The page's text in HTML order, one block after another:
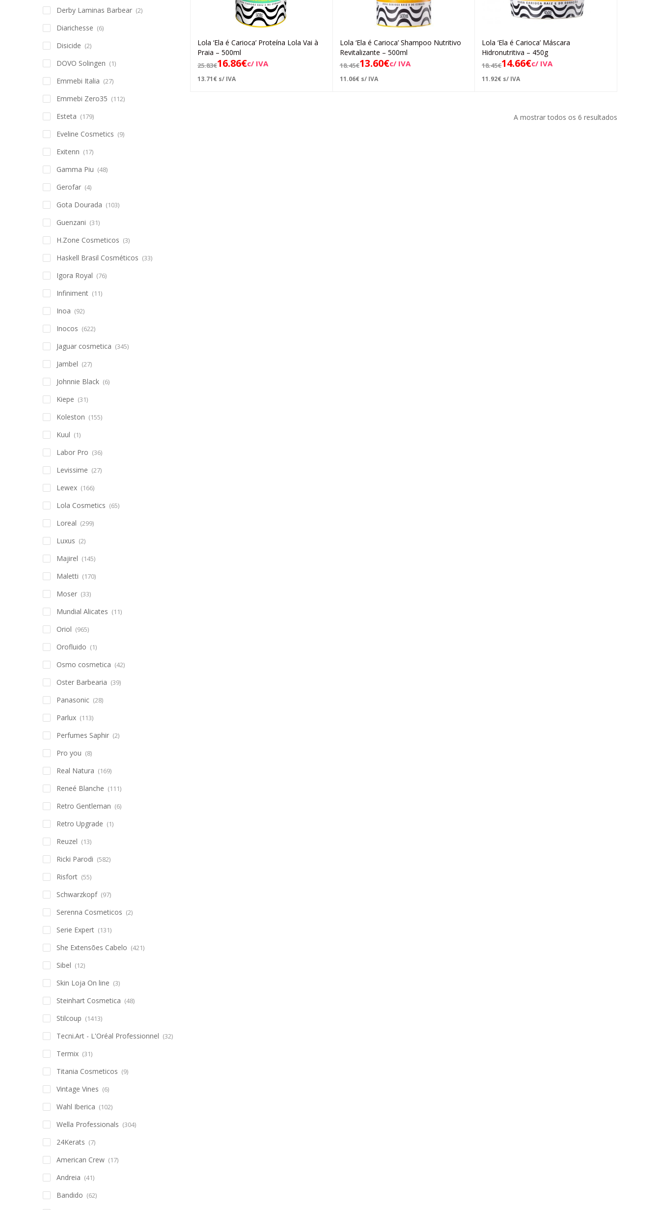
Adicionar
Lola ‘Ela é Carioca’ Proteína Lola Vai à
Praia – 500ml
25.83€16.86€c/ IVA
13.71€ s/ IVA
Adicionar
Lola ‘Ela é Carioca’ Shampoo Nutritivo
Revitalizante – 500ml
18.45€13.60€c/ IVA
11.06€ s/ IVA
Adicionar
Lola ‘Ela é Carioca’ Máscara
Hidronutritiva – 450g
18.45€14.66€c/ IVA
11.92€ s/ IVA
A mostrar todos os 6 resultados
Derby Laminas Barbear (2)
Diarichesse (6)
Disicide (2)
DOVO Solingen (1)
Emmebi Italia (27)
Emmebi Zero35 (112)
Esteta (179)
Eveline Cosmetics (9)
Exitenn (17)
Gamma Piu (48)
Gerofar (4)
Gota Dourada (103)
Guenzani (31)
H.Zone Cosmeticos (3)
Haskell Brasil Cosméticos (33)
Igora Royal (76)
Infiniment (11)
Inoa (92)
Inocos (622)
Jaguar cosmetica (345)
Jambel (27)
Johnnie Black (6)
Kiepe (31)
Koleston (155)
Kuul (1)
Labor Pro (36)
Levissime (27)
Lewex (166)
Lola Cosmetics (65)
Loreal (299)
Luxus (2)
Majirel (145)
Maletti (170)
Moser (33)
Mundial Alicates (11)
Oriol (965)
Orofluido (1)
Osmo cosmetica (42)
Oster Barbearia (39)
Panasonic (28)
Parlux (113)
Perfumes Saphir (2)
Pro you (8)
Real Natura (169)
Reneé Blanche (111)
Retro Gentleman (6)
Retro Upgrade (1)
Reuzel (13)
Ricki Parodi (582)
Risfort (55)
Schwarzkopf (97)
Serenna Cosmeticos (2)
Serie Expert (131)
She Extensões Cabelo (421)
Sibel (12)
Skin Loja On line (3)
Steinhart Cosmetica (48)
Stilcoup (1413)
Tecni.Art - L'Oréal Professionnel (32)
Termix (31)
Titania Cosmeticos (9)
Vintage Vines (6)
Wahl Iberica (102)
Wella Professionals (304)
24Kerats (7)
American Crew (17)
Andreia (41)
Bandido (62)